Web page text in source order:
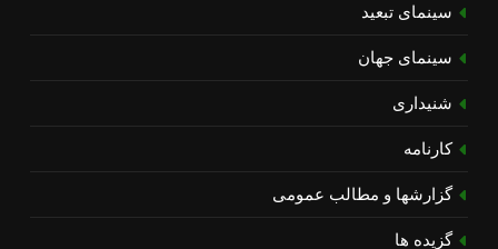
سینمای تبعید
سینمای جهان
شنیداری
کارنامه
گزارشها و مطالب عمومی
گزیده ها